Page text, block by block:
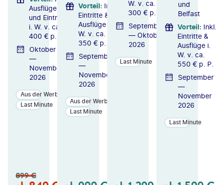
Ausflüge
und Eintritte
i. W. v. ca.
400 € p. P.
Oktober
—
November
2026
Aus der Werbung
Last Minute
899€
Vorteil: Inkl.
Eintritte &
Ausflüge i.
W. v. ca.
350 € p. P.
September
—
November
2026
Aus der Werbung
Last Minute
W. v. ca.
300 € p. P.
September
— Oktober
2026
Last Minute
und
Belfast
Vorteil: Inkl.
Eintritte &
Ausflüge i.
W. v. ca.
550 € p. P.
September
—
November
2026
Last Minute